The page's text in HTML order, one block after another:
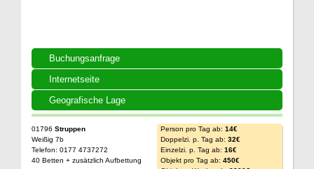
Buchungsanfrage
Internetseite
Geografische Lage
01796 Struppen
Weißig 7b
Telefon: 0177 4737272
40 Betten + zusätzlich Aufbettung
Person pro Tag ab: 14€
Doppelzi. p. Tag ab: 32€
Einzelzi. p. Tag ab: 16€
Objekt pro Tag ab: 450€